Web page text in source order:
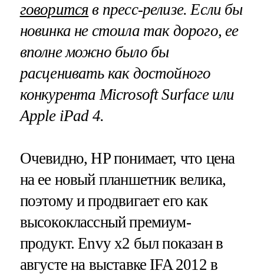
говорится в пресс-релизе. Если бы
новинка не стоила так дорого, ее
вполне можно было бы
расценивать как достойного
конкурентаMicrosoftSurface или
AppleiPad 4.
Очевидно, HP понимает, что цена
на ее новый планшетник велика,
поэтому и продвигает его как
высококлассный премиум-
продукт. Envy x2 был показан в
августе на выставке IFA 2012 в